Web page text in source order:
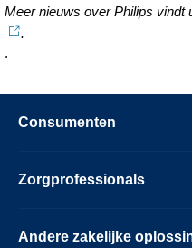
Meer nieuws over Philips vindt
.
.
Consumenten
Zorgprofessionals
Andere zakelijke